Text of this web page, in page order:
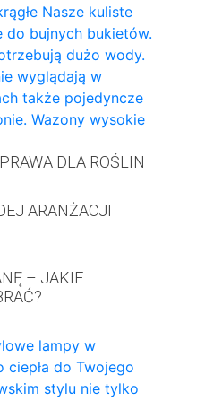
Nasze kuliste
do bujnych bukietów.
dużo wody.
wyglądają w
także pojedyncze
Wazony wysokie
DLA ROŚLIN
ARANŻACJI
– JAKIE
lampy w
do Twojego
stylu nie tylko